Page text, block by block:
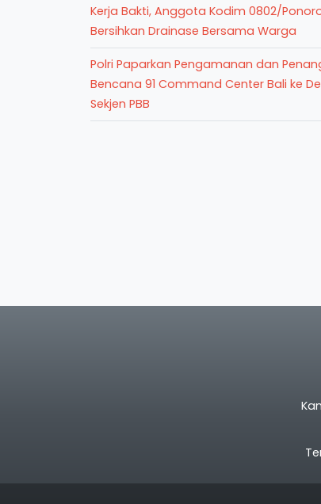
Kerja Bakti, Anggota Kodim 0802/
Bersihkan Drainase Bersama Warga
Polri Paparkan Pengamanan dan
Bencana 91 Command Center Bali ke
Sekjen PBB